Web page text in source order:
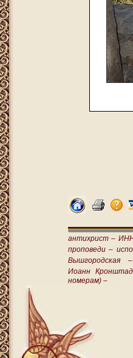
антихрист –
проповеди –
Вышгородская –
Иоанн
номерам) –